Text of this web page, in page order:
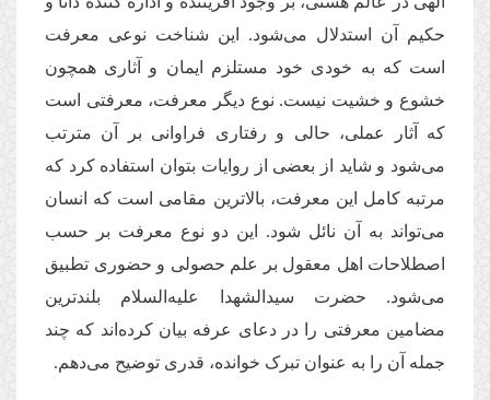
حکیم آن استدلال می‌شود. این شناخت نوعی معرفت
است که به خودی خود مستلزم ایمان و آثاری همچون
خشوع و خشیت نیست. نوع دیگر معرفت، معرفتی است
که آثار عملی، حالی و رفتاری فراوانی بر آن مترتب
می‌شود و شاید از بعضی از روایات بتوان استفاده کرد که
مرتبه کامل این معرفت، بالاترین مقامی است که انسان
می‌تواند به آن نائل شود. این دو نوع معرفت بر حسب
اصطلاحات اهل معقول بر علم حصولی و حضوری تطبیق
می‌شود. حضرت سیدالشهدا علیه‌السلام بلندترین
مضامین معرفتی را در دعای عرفه بیان کرده‌اند که چند
جمله‌ آن را به عنوان تبرک خوانده، قدری توضیح می‌دهم.